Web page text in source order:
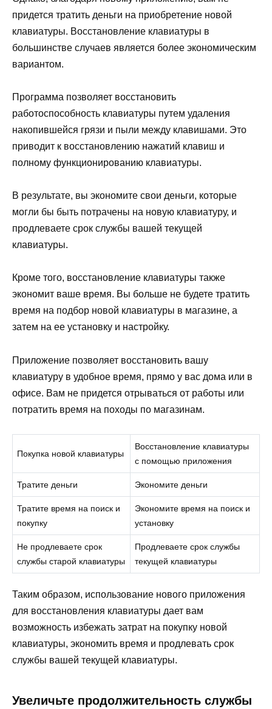
придется тратить деньги на приобретение новой
клавиатуры. Восстановление клавиатуры в
большинстве случаев является более экономическим
вариантом.
Программа позволяет восстановить
работоспособность клавиатуры путем удаления
накопившейся грязи и пыли между клавишами. Это
приводит к восстановлению нажатий клавиш и
полному функционированию клавиатуры.
В результате, вы экономите свои деньги, которые
могли бы быть потрачены на новую клавиатуру, и
продлеваете срок службы вашей текущей
клавиатуры.
Кроме того, восстановление клавиатуры также
экономит ваше время. Вы больше не будете тратить
время на подбор новой клавиатуры в магазине, а
затем на ее установку и настройку.
Приложение позволяет восстановить вашу
клавиатуру в удобное время, прямо у вас дома или в
офисе. Вам не придется отрываться от работы или
потратить время на походы по магазинам.
Покупка новой клавиатуры
Восстановление клавиатуры
с помощью приложения
Тратите деньги Экономите деньги
Тратите время на поиск и
покупку
Экономите время на поиск и
установку
Не продлеваете срок
службы старой клавиатуры
Продлеваете срок службы
текущей клавиатуры
Таким образом, использование нового приложения
для восстановления клавиатуры дает вам
возможность избежать затрат на покупку новой
клавиатуры, экономить время и продлевать срок
службы вашей текущей клавиатуры.
Увеличьте продолжительность службы